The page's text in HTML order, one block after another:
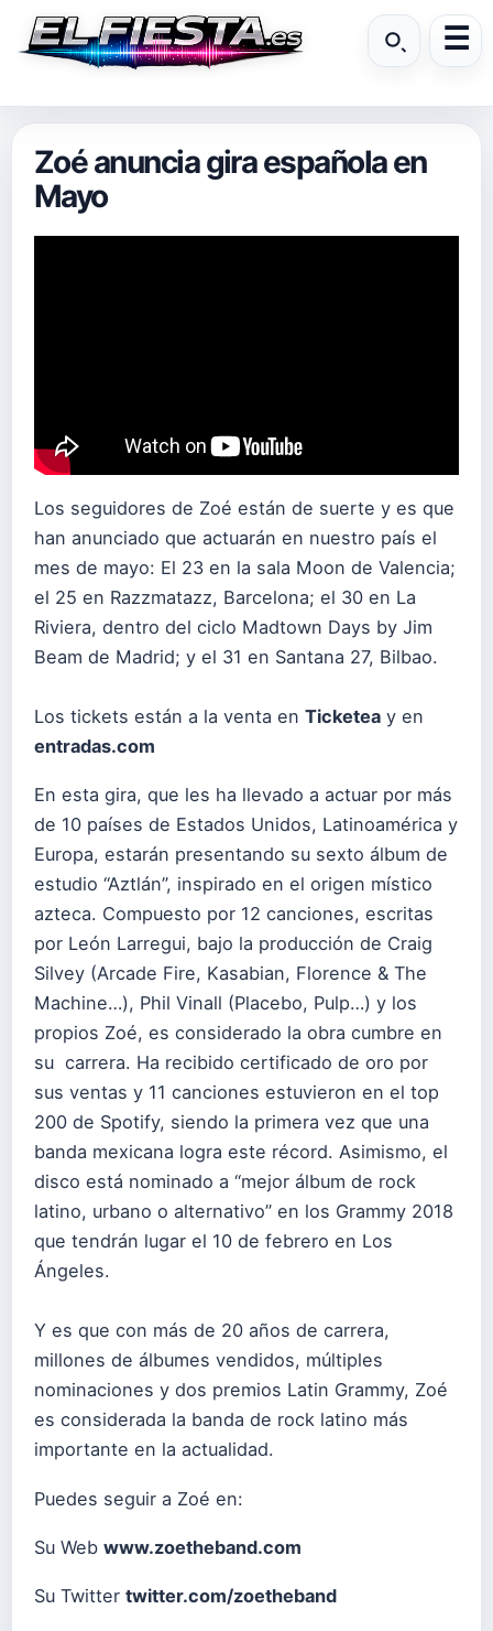
Zoé anuncia gira española en
Mayo
Los seguidores de Zoé están de suerte y es que
han anunciado que actuarán en nuestro país el
mes de mayo: El 23 en la sala Moon de Valencia;
el 25 en Razzmatazz, Barcelona; el 30 en La
Riviera, dentro del ciclo Madtown Days by Jim
Beam de Madrid; y el 31 en Santana 27, Bilbao.
Los tickets están a la venta en Ticketea y en
entradas.com
En esta gira, que les ha llevado a actuar por más
de 10 países de Estados Unidos, Latinoamérica y
Europa, estarán presentando su sexto álbum de
estudio “Aztlán”, inspirado en el origen místico
azteca. Compuesto por 12 canciones, escritas
por León Larregui, bajo la producción de Craig
Silvey (Arcade Fire, Kasabian, Florence & The
Machine…), Phil Vinall (Placebo, Pulp…) y los
propios Zoé, es considerado la obra cumbre en
su carrera. Ha recibido certificado de oro por
sus ventas y 11 canciones estuvieron en el top
200 de Spotify, siendo la primera vez que una
banda mexicana logra este récord. Asimismo, el
disco está nominado a “mejor álbum de rock
latino, urbano o alternativo” en los Grammy 2018
que tendrán lugar el 10 de febrero en Los
Ángeles.
Y es que con más de 20 años de carrera,
millones de álbumes vendidos, múltiples
nominaciones y dos premios Latin Grammy, Zoé
es considerada la banda de rock latino más
importante en la actualidad.
Puedes seguir a Zoé en:
Su Web www.zoetheband.com
Su Twitter twitter.com/zoetheband